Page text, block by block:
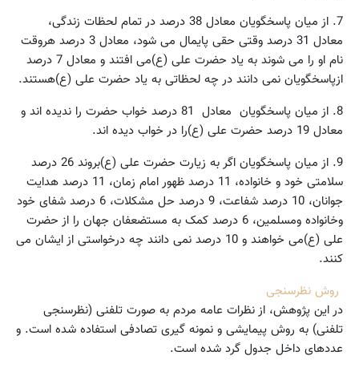
7. از میان پاسخگویان معادل 38 درصد در تمام لحظات زندگی،‌
معادل 31 درصد وقتی حقی پایمال می شود،‌ معادل 3 درصد هروقت
نام او را می شوند به یاد حضرت علی (ع)می افتند و معادل 7 درصد
ازپاسخگویان نمی دانند در چه لحظاتی به یاد حضرت علی (ع)هستند.
8. از میان پاسخگویان معادل 81 درصد خواب حضرت را ندیده اند و
معادل 19 درصد حضرت علی (ع)را در خواب دیده اند.
9. از میان پاسخگویان اگر به زیارت حضرت علی (ع)بروند 26 درصد
سلامتی خود و خانواده،‌ 11 درصد ظهور امام زمان،‌ 11 درصد هدایت
جوانان،‌ 10 درصد شفاعت،‌ 9 درصد حل مشکلات،‌ 6 درصد شفای خود
وخانواده ومسلمین،‌ 6 درصد کمک به مستضعفان جهان را از حضرت
علی (ع)می خواهند و 10 درصد نمی دانند چه درخواستی از ایشان می
کنند.
روش نظرسنجی
در این پژوهش، از نظرات عامه مردم به صورت تلفنی (نظرسنجی
تلفنی) به روش پیمایشی و نمونه گیری تصادفی استفاده شده است. و
عددهای داخل جدول گرد شده است.